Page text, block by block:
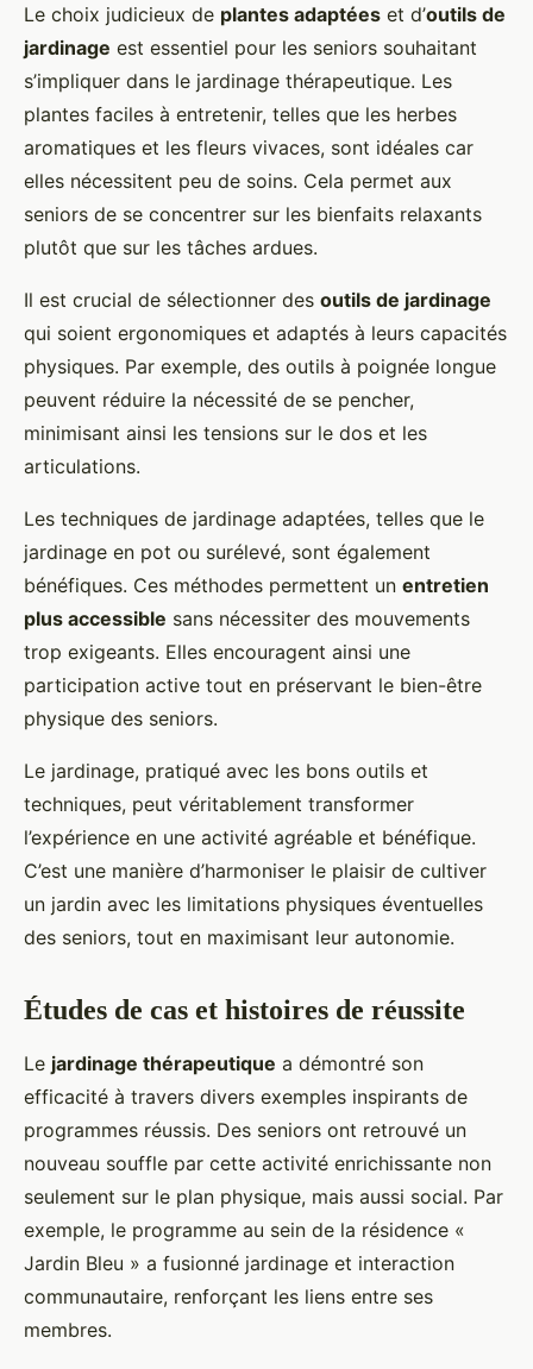
Le choix judicieux de plantes adaptées et d’outils de
jardinage est essentiel pour les seniors souhaitant
s’impliquer dans le jardinage thérapeutique. Les
plantes faciles à entretenir, telles que les herbes
aromatiques et les fleurs vivaces, sont idéales car
elles nécessitent peu de soins. Cela permet aux
seniors de se concentrer sur les bienfaits relaxants
plutôt que sur les tâches ardues.
Il est crucial de sélectionner des outils de jardinage
qui soient ergonomiques et adaptés à leurs capacités
physiques. Par exemple, des outils à poignée longue
peuvent réduire la nécessité de se pencher,
minimisant ainsi les tensions sur le dos et les
articulations.
Les techniques de jardinage adaptées, telles que le
jardinage en pot ou surélevé, sont également
bénéfiques. Ces méthodes permettent un entretien
plus accessible sans nécessiter des mouvements
trop exigeants. Elles encouragent ainsi une
participation active tout en préservant le bien-être
physique des seniors.
Le jardinage, pratiqué avec les bons outils et
techniques, peut véritablement transformer
l’expérience en une activité agréable et bénéfique.
C’est une manière d’harmoniser le plaisir de cultiver
un jardin avec les limitations physiques éventuelles
des seniors, tout en maximisant leur autonomie.
Études de cas et histoires de réussite
Le jardinage thérapeutique a démontré son
efficacité à travers divers exemples inspirants de
programmes réussis. Des seniors ont retrouvé un
nouveau souffle par cette activité enrichissante non
seulement sur le plan physique, mais aussi social. Par
exemple, le programme au sein de la résidence «
Jardin Bleu » a fusionné jardinage et interaction
communautaire, renforçant les liens entre ses
membres.